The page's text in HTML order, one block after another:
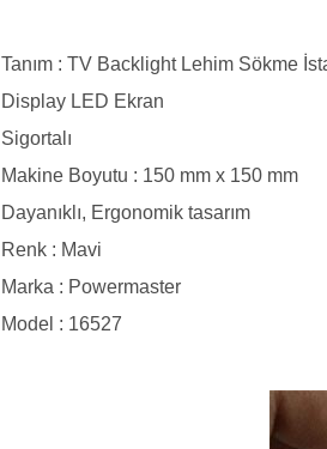
Tanım : TV Backlight Lehim Sökme
Display LED Ekran
Sigortalı
Makine Boyutu : 150 mm x 150 mm
Dayanıklı, Ergonomik tasarım
Renk : Mavi
Marka : Powermaster
Model : 16527